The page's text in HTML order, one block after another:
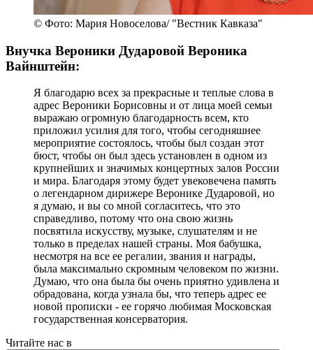
© Фото: Мария Новоселова/ "Вестник Кавказа"
Внучка Вероники Дударовой Вероника
Вайнштейн:
Я благодарю всех за прекрасные и теплые слова в
адрес Вероники Борисовны и от лица моей семьи
выражаю огромную благодарность всем, кто
приложил усилия для того, чтобы сегодняшнее
мероприятие состоялось, чтобы был создан этот
бюст, чтобы он был здесь установлен в одном из
крупнейших и значимых концертных залов России
и мира. Благодаря этому будет увековечена память
о легендарном дирижере Веронике Дударовой, но
я думаю, и вы со мной согласитесь, что это
справедливо, потому что она свою жизнь
посвятила искусству, музыке, слушателям и не
только в пределах нашей страны. Моя бабушка,
несмотря на все ее регалии, звания и награды,
была максимально скромным человеком по жизни.
Думаю, что она была бы очень приятно удивлена и
обрадована, когда узнала бы, что теперь адрес ее
новой прописки - ее горячо любимая Московская
государственная консерватория.
Читайте нас в